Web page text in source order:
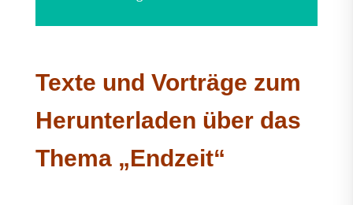
Texte und Vorträge zum
Herunterladen über das
Thema „Endzeit“